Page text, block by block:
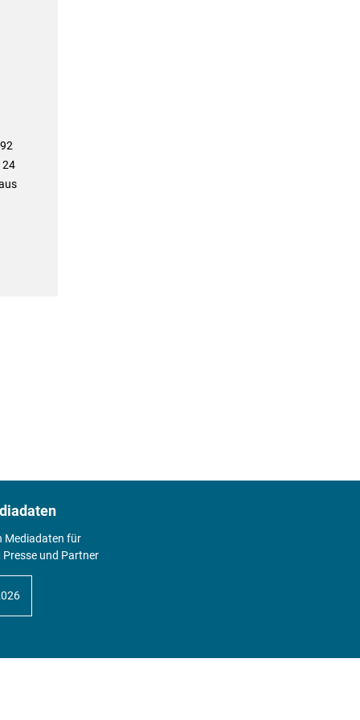
24
Mediadaten für
Presse und Partner